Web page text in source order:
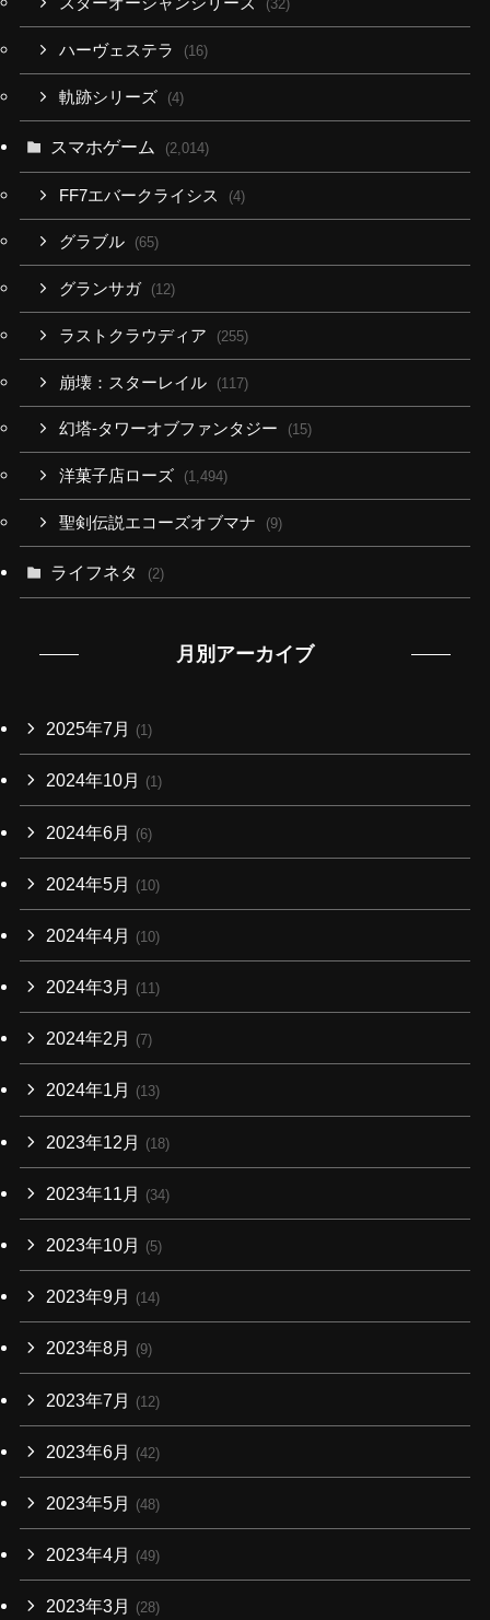
スターオーシャンシリーズ (32)
ハーヴェステラ (16)
軌跡シリーズ (4)
スマホゲーム (2,014)
FF7エバークライシス (4)
グラブル (65)
グランサガ (12)
ラストクラウディア (255)
崩壊：スターレイル (117)
幻塔-タワーオブファンタジー (15)
洋菓子店ローズ (1,494)
聖剣伝説エコーズオブマナ (9)
ライフネタ (2)
月別アーカイブ
2025年7月 (1)
2024年10月 (1)
2024年6月 (6)
2024年5月 (10)
2024年4月 (10)
2024年3月 (11)
2024年2月 (7)
2024年1月 (13)
2023年12月 (18)
2023年11月 (34)
2023年10月 (5)
2023年9月 (14)
2023年8月 (9)
2023年7月 (12)
2023年6月 (42)
2023年5月 (48)
2023年4月 (49)
2023年3月 (28)